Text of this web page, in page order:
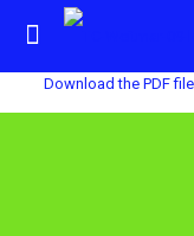
Download the PDF